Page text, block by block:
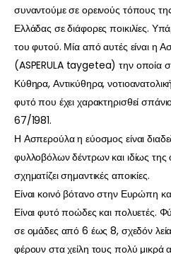
συναντούμε σε ορεινούς τόπους
Ελλάδας σε διάφορες ποικιλίες.
του φυτού. Μία από αυτές είναι η
(ASPERULA taygetea) την οποία
Κύθηρα, Αντικύθηρα,
φυτό που έχει χαρακτηρισθεί
67/1981.
Η Ασπερούλα η εύοσμος είναι
φυλλοβόλων δέντρων και ιδίως
σχηματίζει σημαντικές αποικίες.
Είναι κοινό βότανο στην Ευρώπη
Είναι φυτό ποώδες και πολυετές.
σε ομάδες από 6 έως 8, σχεδόν
φέρουν στα χείλη τους πολύ μικρά